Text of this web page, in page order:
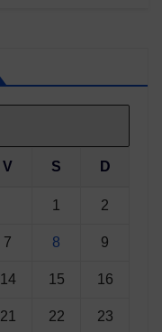
V S D
1 2
7 8 9
14 15 16
21 22 23